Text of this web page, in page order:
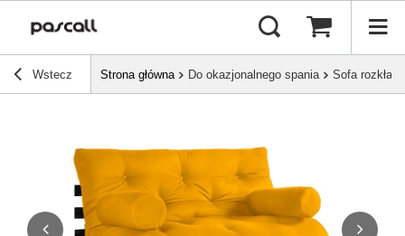
Wstecz Strona główna Do okazjonalnego spania Sofa